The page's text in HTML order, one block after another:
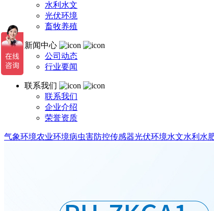
水利水文
光伏环境
畜牧养殖
新闻中心
公司动态
行业要闻
联系我们
联系我们
企业介绍
荣誉资质
气象环境农业环境病虫害防控传感器光伏环境水文水利 水